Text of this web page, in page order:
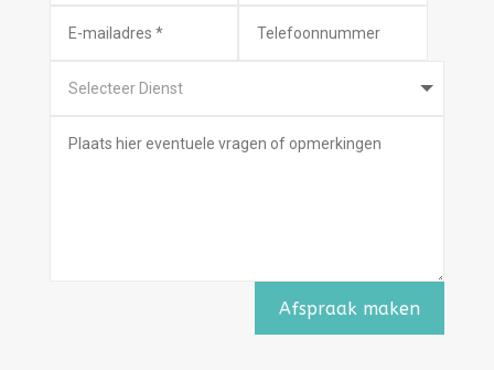
Afspraak maken